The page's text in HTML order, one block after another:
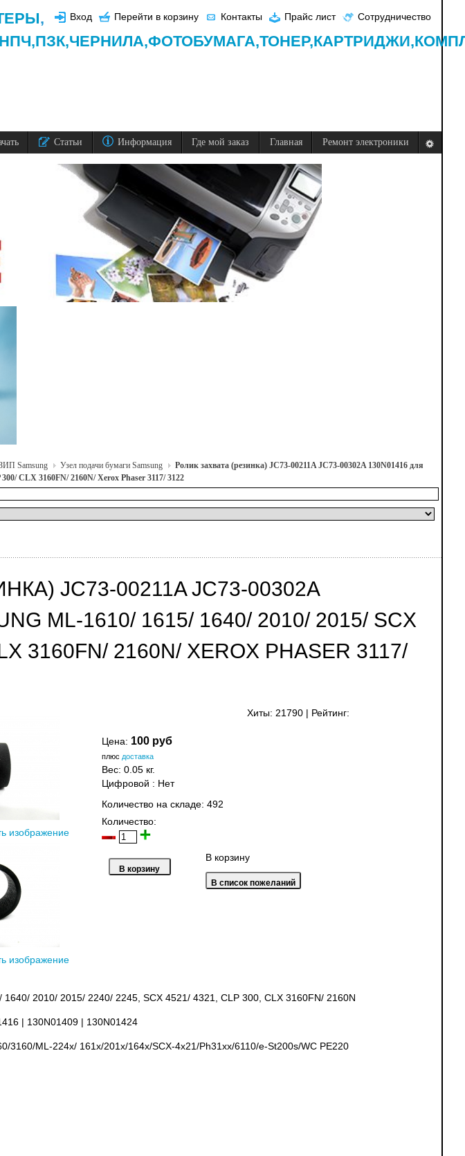
Вход Перейти в корзину Контакты Прайс лист Сотрудничество
,
ПЗК,ЧЕРНИЛА,ФОТОБУМАГА,ТОНЕР,КАРТРИДЖИ,
Статьи Информация Где мой заказ Главная Ремонт электроники
Samsung Узел подачи бумаги Samsung
Ролик захвата (резинка) JC73-00211A JC73-00302A 130N01416 для
CLX 3160FN/ 2160N/ Xerox Phaser 3117/ 3122
JC73-00211A JC73-00302A
ML-1610/ 1615/ 1640/ 2010/ 2015/ SCX
3160FN/ 2160N/ XEROX PHASER 3117/
Хиты: 21790 Рейтинг:
изображение
изображение
Цена: 100 руб
плюс доставка
Вес: 0.05 кг.
Цифровой : Нет
Количество на складе: 492
Количество:
В корзину
1640/ 2010/ 2015/ 2240/ 2245, SCX 4521/ 4321, CLP 300, CLX 3160FN/ 2160N
| 130N01409 | 130N01424
3160/ML-224x/ 161x/201x/164x/SCX-4x21/Ph31xx/6110/e-St200s/WC РE220